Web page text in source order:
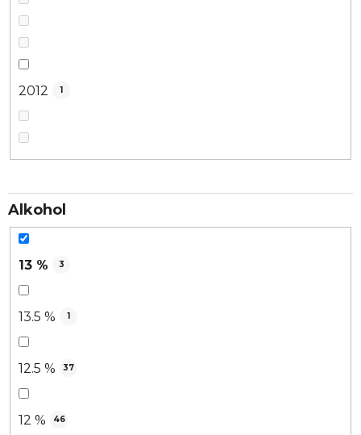
2012 1
Alkohol
13 % 3
13.5 % 1
12.5 % 37
12 % 46